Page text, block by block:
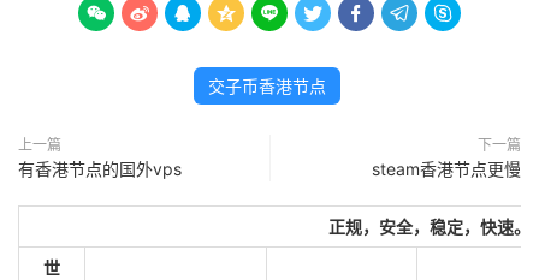
        
交子币香港节点
上一篇
有香港节点的国外vps
下一篇
steam香港节点更慢
正规，安全，稳定，快速。
世